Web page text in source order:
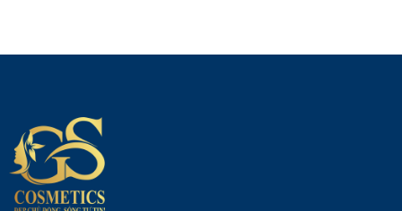
Khi trẻ nuốt phải lượng lớn
một lượng lớn, hãy tham khảo ý kiến bác sĩ
hoặc nha sĩ ngay lập tức.
Bảo quản xa tầm tay trẻ em
trẻ em dưới 6 tuổi.